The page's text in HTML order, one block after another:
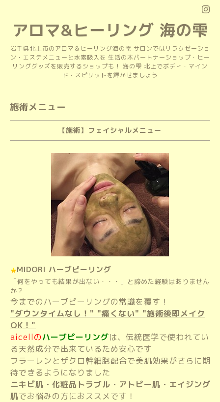
アロマ&ヒーリング 海の雫
岩手県北上市のアロマ＆ヒーリング海の雫 サロンではリラクゼーショ
ン・エステメニューと水素吸入を 生活の木パートナーショップ・ヒー
リンググッズを販売するショップも！ 海の雫 北上でボディ・マイン
ド・スピリットを輝かせましょう
施術メニュー
【施術】フェイシャルメニュー
MIDORI ハーブピーリング
「何をやっても結果が出ない・・・」と諦めた経験はありません
か？
今までのハーブピーリングの常識を覆す！
"ダウンタイムなし！" "痛くない" "施術後即メイク
OK！"
aicellのハーブピーリングは、伝統医学で使われてい
る天然成分で出来ているため安心です
フラーレンとザクロ幹細胞配合で美肌効果がさらに期
待できるようになりました
ニキビ肌・化粧品トラブル・アトピー肌・エイジング
肌でお悩みの方におススメです！